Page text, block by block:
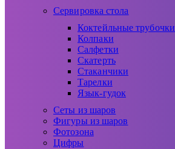
Сервировка стола
Коктейльные трубочки
Колпаки
Салфетки
Скатерть
Стаканчики
Тарелки
Язык-гудок
Сеты из шаров
Фигуры из шаров
Фотозона
Цифры